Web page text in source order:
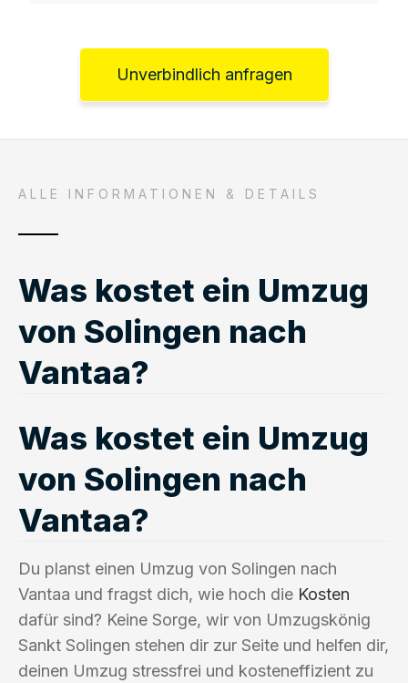
Unverbindlich anfragen
ALLE INFORMATIONEN & DETAILS
Was kostet ein Umzug
von Solingen nach
Vantaa?
Was kostet ein Umzug
von Solingen nach
Vantaa?
Du planst einen Umzug von Solingen nach
Vantaa und fragst dich, wie hoch die Kosten
dafür sind? Keine Sorge, wir von Umzugskönig
Sankt Solingen stehen dir zur Seite und helfen dir,
deinen Umzug stressfrei und kosteneffizient zu